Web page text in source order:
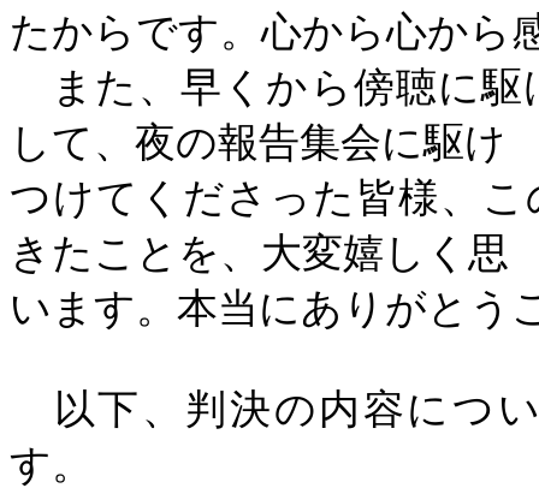
たからです。心から心から
また、早くから傍聴に駆
して、夜の報告集会に駆け
つけてくださった皆様、
きたことを、大変嬉しく思
います。本当にありがとう
以下、判決の内容につ
す。